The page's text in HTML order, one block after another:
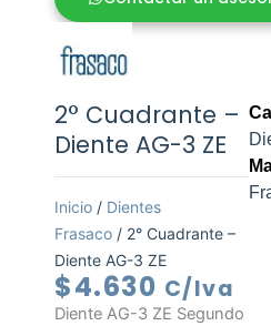
2° Cuadrante –
Diente AG-3 ZE
Inicio / Dientes
Frasaco / 2° Cuadrante –
Diente AG-3 ZE
$4.630 C/Iva
Diente AG-3 ZE Segundo